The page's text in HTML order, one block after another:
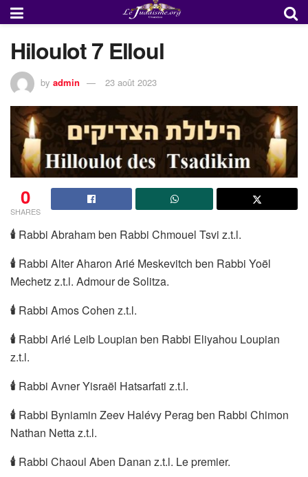
Hiloulot 7 Elloul
by admin 23 août 2023
0
SHARES
🕯 Rabbi Abraham ben Rabbi Chmouel Tsvi z.t.l.
🕯 Rabbi Alter Aharon Arié Meskevitch ben Rabbi Yoël
Mechetz z.t.l. Admour de Solitza.
🕯 Rabbi Amos Cohen z.t.l.
🕯 Rabbi Arié Leib Loupian ben Rabbi Eliyahou Loupian
z.t.l.
🕯 Rabbi Avner Yisraël Hatsarfati z.t.l.
🕯 Rabbi Byniamin Zeev Halévy Perag ben Rabbi Chimon
Nathan Netta z.t.l.
🕯 Rabbi Chaoul Aben Danan z.t.l. Le premier.